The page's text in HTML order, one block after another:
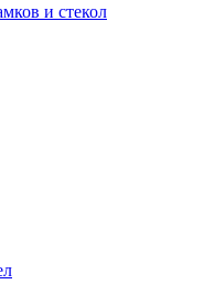
и стекол